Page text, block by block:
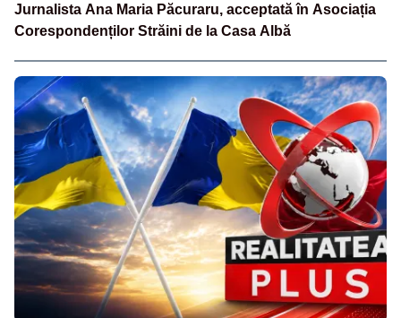
Jurnalista Ana Maria Păcuraru, acceptată în Asociația
Corespondenților Străini de la Casa Albă